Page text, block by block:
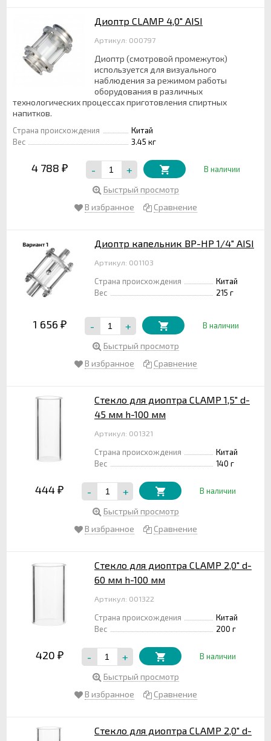
Диоптр CLAMP 4,0" AISI
Артикул: 000797
Диоптр (смотровой промежуток)
используется для визуального
наблюдения за режимом работы
оборудования в различных
технологических процессах приготовления спиртных
напитков.
Страна происхождения
Китай
Вес
3.45 кг
4 788 ₽ - + В наличии
Быстрый просмотр
В избранное
Сравнение
Диоптр капельник ВР-НР 1/4" AISI
Артикул: 001103
Страна происхождения
Китай
Вес
215 г
1 656 ₽ - + В наличии
Быстрый просмотр
В избранное
Сравнение
Стекло для диоптра CLAMP 1,5" d-
45 мм h-100 мм
Артикул: 001321
Страна происхождения
Китай
Вес
140 г
444 ₽ - + В наличии
Быстрый просмотр
В избранное
Сравнение
Стекло для диоптра CLAMP 2,0" d-
60 мм h-100 мм
Артикул: 001322
Страна происхождения
Китай
Вес
200 г
420 ₽ - + В наличии
Быстрый просмотр
В избранное
Сравнение
Стекло для диоптра CLAMP 2,0" d-